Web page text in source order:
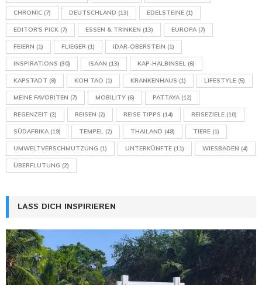
CHRONIC (7) DEUTSCHLAND (13) EDELSTEINE (1)
EDITOR'S PICK (7) ESSEN & TRINKEN (13) EUROPA(7)
FEIERN (1) FLIEGER (1) IDAR-OBERSTEIN (1)
INSPIRATIONS (30) ISAAN (13) KAP-HALBINSEL (6)
KAPSTADT (8) KOH TAO (1) KRANKENHAUS (1) LIFESTYLE (5)
MEINE FAVORITEN (7) MOBILITY (6) PATTAYA(12)
REGENZEIT (2) REISEN (2) REISE TIPPS (14) REISEZIELE (10)
SÜDAFRIKA(19) TEMPEL (2) THAILAND (48) TIERE (1)
UMWELTVERSCHMUTZUNG (1) UNTERKÜNFTE (11) WIESBADEN (4)
ÜBERFLUTUNG (2)
LASS DICH INSPIRIEREN